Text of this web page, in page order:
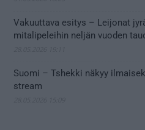
Vakuuttava esitys – Leijonat
mitalipeleihin neljän vuoden
Suomi – Tshekki näkyy
stream